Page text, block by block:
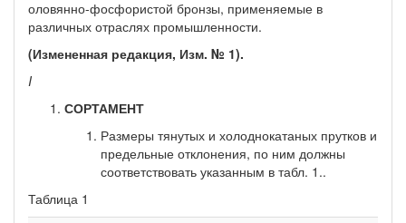
оловянно-фосфори­стой бронзы, применяемые в
различных отраслях промышлен­ности.
(Измененная редакция, Изм. № 1).
I
СОРТАМЕНТ
Размеры тянутых и холоднокатаных прутков и
предельные отклонения, по ним должны
соответствовать указанным в табл. 1..
Таблица 1